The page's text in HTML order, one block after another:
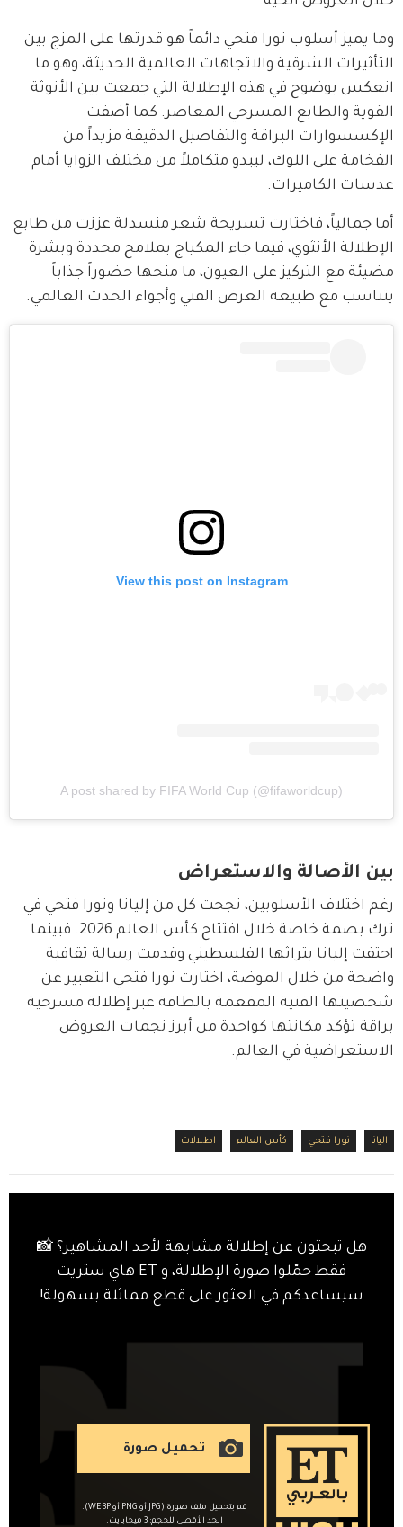
وما يميز أسلوب نورا فتحي دائماً هو قدرتها على المزج بين
التأثيرات الشرقية والاتجاهات العالمية الحديثة، وهو ما
انعكس بوضوح في هذه الإطلالة التي جمعت بين الأنوثة
القوية والطابع المسرحي المعاصر. كما أضفت
الإكسسوارات البراقة والتفاصيل الدقيقة مزيداً من
الفخامة على اللوك، ليبدو متكاملاً من مختلف الزوايا أمام
عدسات الكاميرات.
أما جمالياً، فاختارت تسريحة شعر منسدلة عززت من طابع
الإطلالة الأنثوي، فيما جاء المكياج بملامح محددة وبشرة
مضيئة مع التركيز على العيون، ما منحها حضوراً جذاباً
يتناسب مع طبيعة العرض الفني وأجواء الحدث العالمي.
View this post on Instagram
A post shared by FIFA World Cup (@fifaworldcup)
بين الأصالة والاستعراض
رغم اختلاف الأسلوبين، نجحت كل من إليانا ونورا فتحي في
ترك بصمة خاصة خلال افتتاح كأس العالم 2026. فبينما
احتفت إليانا بتراثها الفلسطيني وقدمت رسالة ثقافية
واضحة من خلال الموضة، اختارت نورا فتحي التعبير عن
شخصيتها الفنية المفعمة بالطاقة عبر إطلالة مسرحية
براقة تؤكد مكانتها كواحدة من أبرز نجمات العروض
الاستعراضية في العالم.
اليانا نورا فتحي كأس العالم اطلالات
هل تبحثون عن إطلالة مشابهة لأحد المشاهير؟ 📸
فقط حمّلوا صورة الإطلالة، و ET هاي ستريت
سيساعدكم في العثور على قطع مماثلة بسهولة!
تحميل صورة
قم بتحميل ملف صورة (JPG أو PNG أو WEBP).
الحد الأقصى للحجم: 3 ميجابايت.